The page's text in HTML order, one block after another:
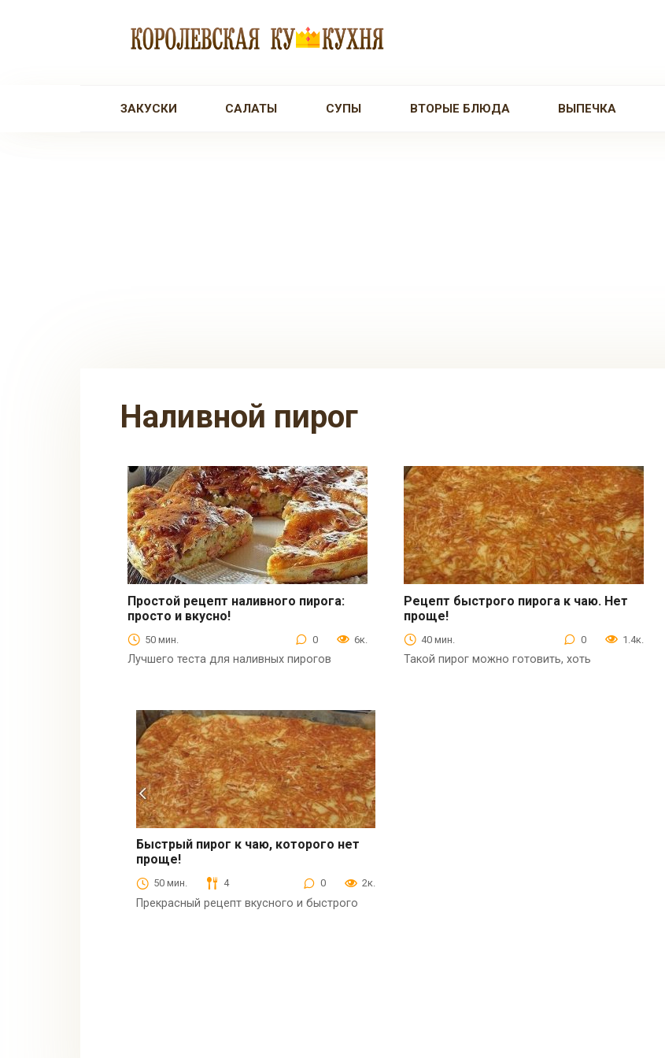
ЗАКУСКИ САЛАТЫ СУПЫ ВТОРЫЕ БЛЮДА ВЫПЕЧКА
наливной пирог
Выпечка
Простой рецепт наливного пирога:
просто и вкусно!
50 мин. 0 6к.
Лучшего теста для наливных пирогов
Выпечка
Рецепт быстрого пирога к чаю. Нет
проще!
40 мин. 0 1.4к.
Такой пирог можно готовить, хоть
Выпечка
Быстрый пирог к чаю, которого нет
проще!
50 мин. 4 0 2к.
Прекрасный рецепт вкусного и быстрого